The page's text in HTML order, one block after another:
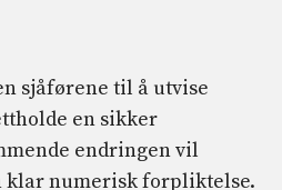
sjåførene til å utvise
en sikker
endringen vil
numerisk forpliktelse.